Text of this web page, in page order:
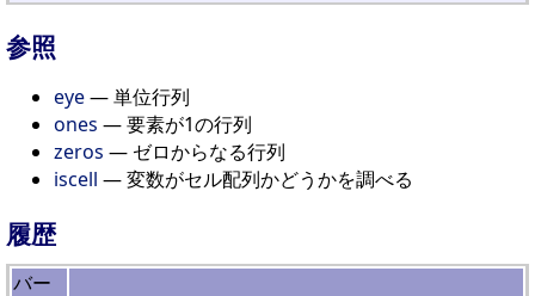
参照
eye— 単位行列
ones — 要素が1の行列
zeros — ゼロからなる行列
iscell — 変数がセル配列かどうかを調べる
履歴
バー